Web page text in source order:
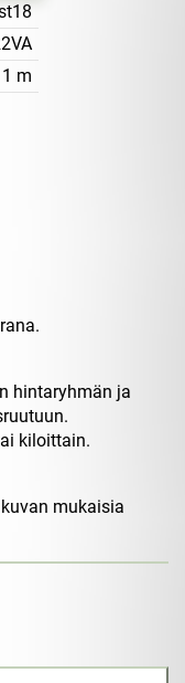
1 m
hintaryhmän ja
kiloittain.
mukaisia